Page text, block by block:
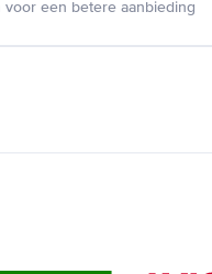
een betere aanbieding